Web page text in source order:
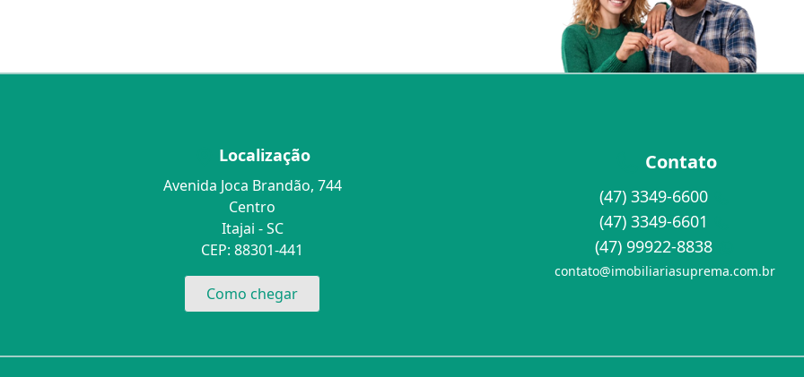
Localização
Avenida Joca Brandão, 744
Centro
Itajai - SC
CEP: 88301-441
Como chegar
Contato
(47) 3349-6600
(47) 3349-6601
(47) 99922-8838
contato@imobiliariasuprema.com.br